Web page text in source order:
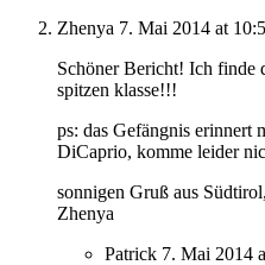
Zhenya 7. Mai 2014 at
Schöner Bericht! Ich finde
spitzen klasse!!!
ps: das Gefängnis erinnert
DiCaprio, komme leider
sonnigen Gruß aus Südtirol,
Zhenya
Patrick 7. Mai 2014